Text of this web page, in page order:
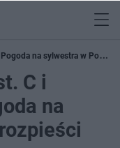
na sylwestra w Polsce
C i
na